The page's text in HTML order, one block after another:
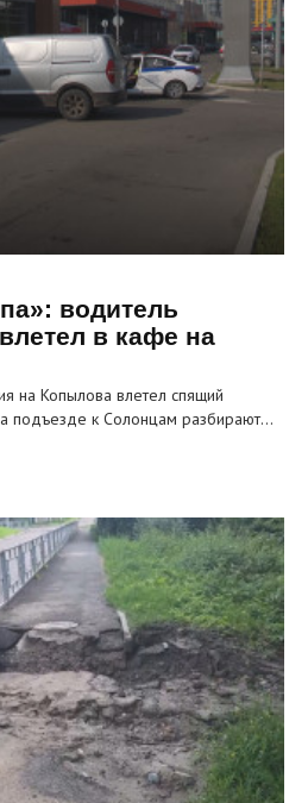
водитель
в кафе на
на Копылова влетел спящий
подъезде к Солонцам разбирают…